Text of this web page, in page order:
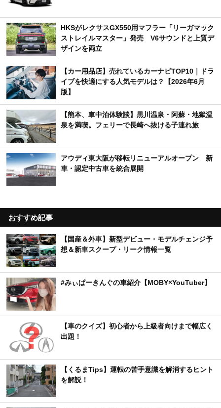
HKSがレクサスGX550用マフラー「リーガマック
ストレイルマスター」発売 V6サウンドと上質デ
ザインを両立
【カー用品店】売れているカーナビTOP10｜ドラ
イブを快適にする人気モデルは？【2026年6月
版】
【熊本、車中泊体験談】黒川温泉・阿蘇・地獄温
泉を満喫。フェリーで長崎へ抜ける子連れ旅
アウディ東大阪が移転リニューアルオープン 新
車・認定中古車を統合展開
おすすめ記事
【国産＆外車】新型デビュー・モデルチェンジ予
想＆新車スクープ・リーク情報一覧
#みぃぱーきんぐの車紹介【MOBY×YouTuber】
【車のクイズ】初心者から上級者向けまで幅広く
出題！
【くるまTips】運転の苦手意識を解消するヒント
を解説！